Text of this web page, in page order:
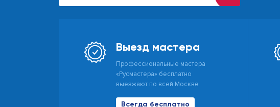
Выезд мастера
Профессиональные мастера
«Русмастера» бесплатно
выезжают по всей Москве
Всегда бесплатно